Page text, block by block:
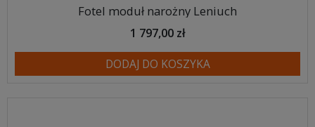
Fotel moduł narożny Leniuch
1 797,00 zł
DODAJ DO KOSZYKA